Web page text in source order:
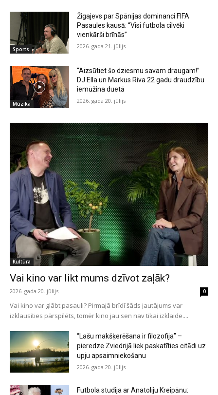
Sports
Žigajevs par Spānijas dominanci FIFA
Pasaules kausā: “Visi futbola cilvēki
vienkārši brīnās”
2026. gada 21. jūlijs
Mūzika
“Aizsūtiet šo dziesmu savam draugam!”
DJ Ella un Markus Riva 22 gadu draudzību
iemūžina duetā
2026. gada 20. jūlijs
Kultūra
Vai kino var likt mums dzīvot zaļāk?
2026. gada 20. jūlijs 0
Vai kino var glābt pasauli? Pirmajā brīdī šāds jautājums var
izklausīties pārspīlēts, tomēr kino jau sen nav tikai izklaide....
“Lašu makšķerēšana ir filozofija” –
pieredze Zviedrijā liek paskatīties citādi uz
upju apsaimniekošanu
2026. gada 20. jūlijs
Futbola studija ar Anatoliju Kreipānu: